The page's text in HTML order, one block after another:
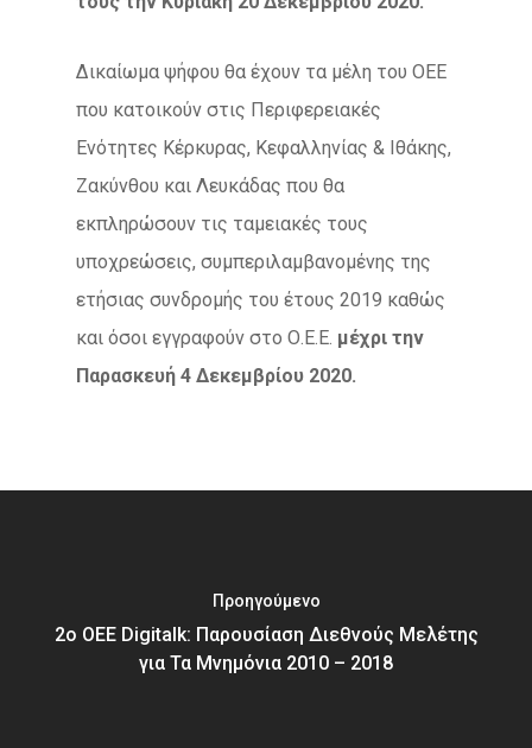
Δικαίωμα ψήφου θα έχουν τα μέλη του ΟΕΕ
που κατοικούν στις Περιφερειακές
Ενότητες Κέρκυρας, Κεφαλληνίας & Ιθάκης,
Ζακύνθου και Λευκάδας που θα
εκπληρώσουν τις ταμειακές τους
υποχρεώσεις, συμπεριλαμβανομένης της
ετήσιας συνδρομής του έτους 2019 καθώς
και όσοι εγγραφούν στο Ο.Ε.Ε. μέχρι την
Παρασκευή 4 Δεκεμβρίου 2020.
Προηγούμενο
2ο OEE Digitalk: Παρουσίαση Διεθνούς Μελέτης
για Τα Μνημόνια 2010 – 2018